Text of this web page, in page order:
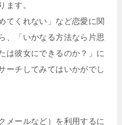
ます。
てくれない」など恋愛に関
、「いかなる方法なら片思
は彼女にできるのか？」に
ーチしてみてはいかがでし
メールなど）を利用するに